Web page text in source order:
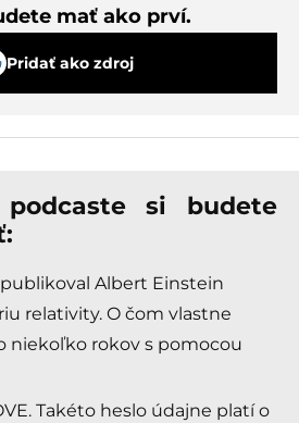
mať ako prví.
Pridať ako zdroj
si budete
Albert Einstein
relativity. O čom vlastne
niekoľko rokov s pomocou
Takéto heslo údajne platí o